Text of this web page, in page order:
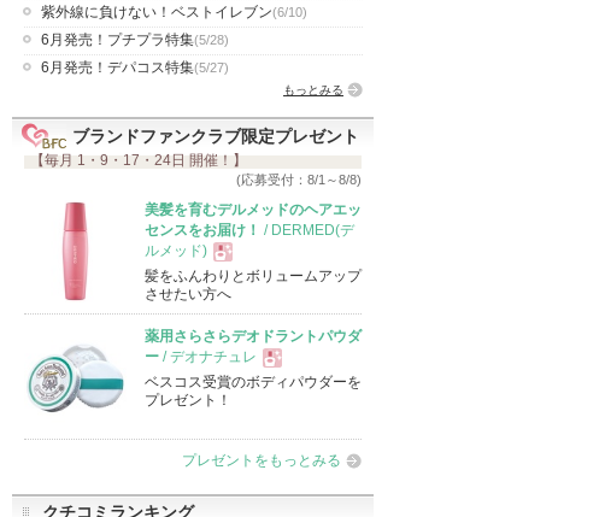
紫外線に負けない！ベストイレブン(6/10)
6月発売！プチプラ特集(5/28)
6月発売！デパコス特集(5/27)
もっとみる
ブランドファンクラブ限定プレゼント
【毎月 1・9・17・24日 開催！】
(応募受付：8/1～8/8)
美髪を育むデルメッドのヘアエッ
センスをお届け！
/ DERMED(デ
ルメッド)
現
品
髪をふんわりとボリュームアップ
させたい方へ
薬用さらさらデオドラントパウダ
ー / デオナチュレ
現
品
ベスコス受賞のボディパウダーを
プレゼント！
プレゼントをもっとみる
クチコミランキング